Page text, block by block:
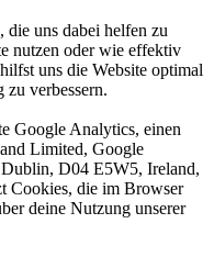
die uns dabei helfen zu
nutzen oder wie effektiv
uns die Website optimal
zu verbessern.
Google Analytics, einen
Limited, Google
D04 E5W5, Ireland,
Cookies, die im Browser
deine Nutzung unserer